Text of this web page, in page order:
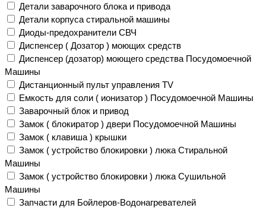
Детали заварочного блока и привода
Детали корпуса стиральной машины
Диоды-предохранители СВЧ
Диспенсер ( Дозатор ) моющих средств
Диспенсер (дозатор) моющего средства Посудомоечной
Машины
Дистанционный пульт управления TV
Емкость для соли ( ионизатор ) Посудомоечной Машины
Заварочный блок и привод
Замок ( блокиратор ) двери Посудомоечной Машины
Замок ( клавиша ) крышки
Замок ( устройство блокировки ) люка Стиральной
Машины
Замок ( устройство блокировки ) люка Сушильной
Машины
Запчасти для Бойлеров-Водонагревателей